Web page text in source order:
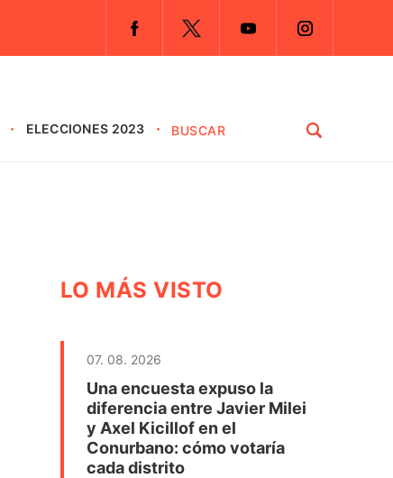
ELECCIONES 2023
LO MÁS VISTO
07. 08. 2026
Una encuesta expuso la
diferencia entre Javier Milei
y Axel Kicillof en el
Conurbano: cómo votaría
cada distrito